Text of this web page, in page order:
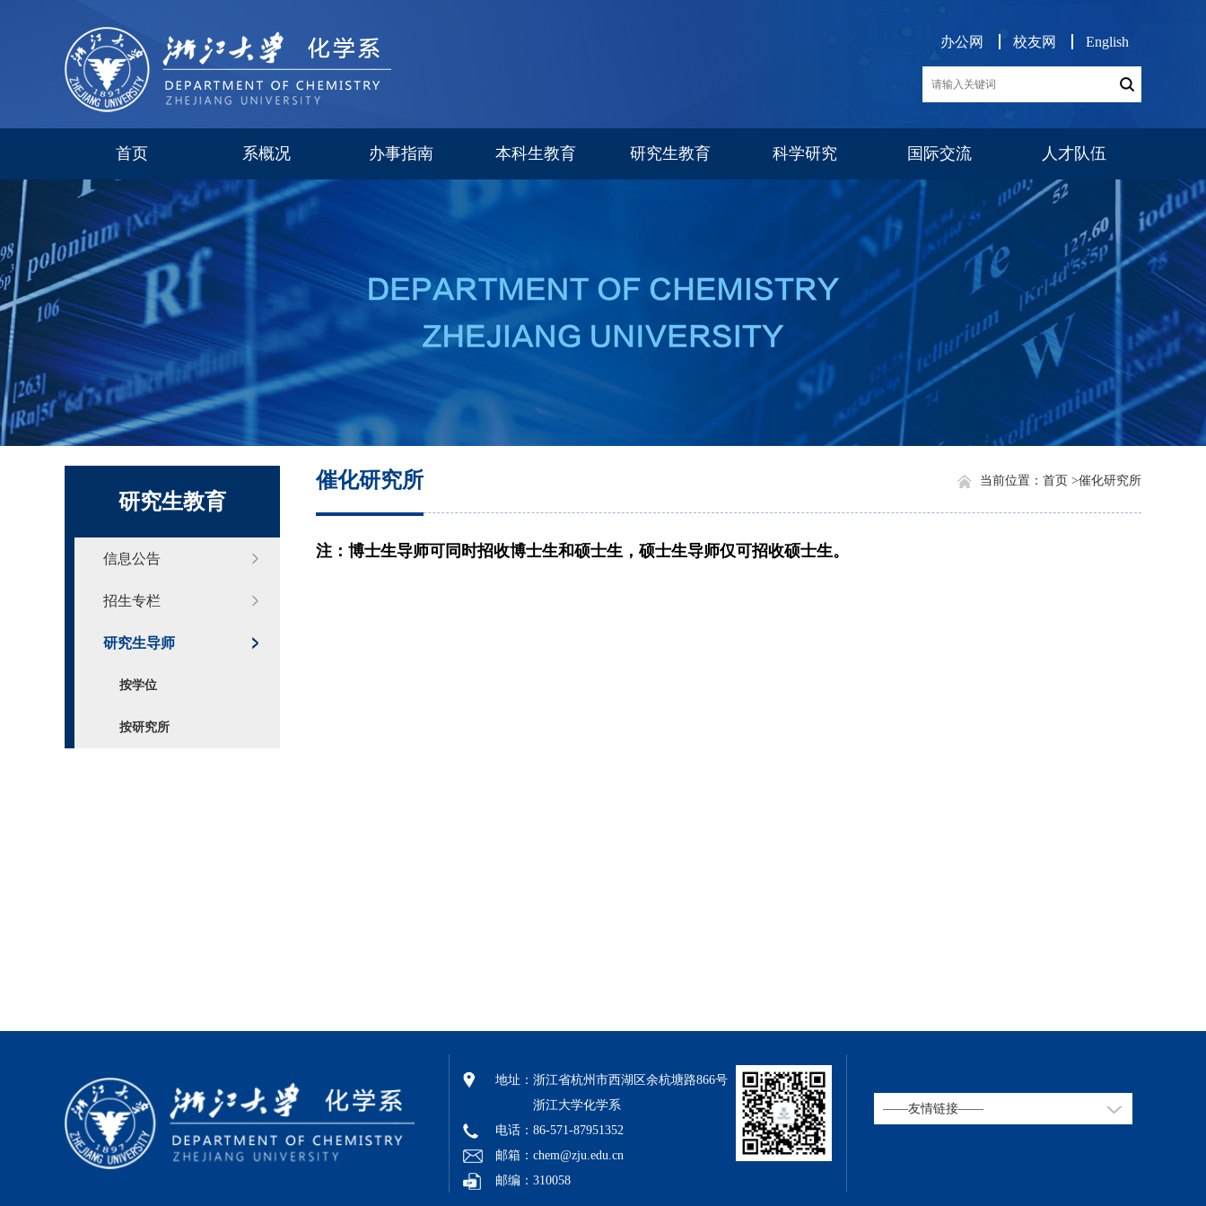
办公网 校友网 English
首页 系概况
系简介
现任领导
历史沿革
办事指南 本科生教育 研究生教育
研究生导师
科学研究 国际交流
交流项目
人才队伍
消息公告
师资队伍
博后工作
队伍建设
人才招聘
研究生教育
信息公告
招生专栏
研究生导师
按学位
按研究所
催化研究所 催化研究所
首页 >
当前位置：
注：博士生导师可同时招收博士生和硕士生，硕士生导师仅可招收硕士生。
地址：浙江省杭州市西湖区余杭塘路866号
浙江大学化学系
电话：86-571-87951352
邮箱：chem@zju.edu.cn
邮编：310058